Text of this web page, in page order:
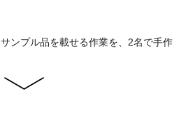
ンプル品を載せる作業を、2名で手作